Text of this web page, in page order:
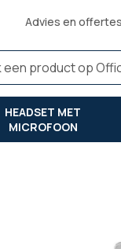
Advies en
HEADSET MET
MICROFOON